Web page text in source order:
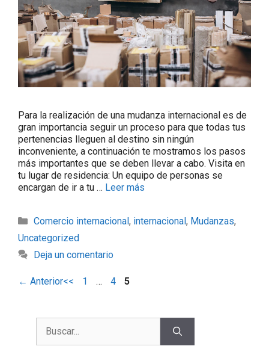
Para la realización de una mudanza internacional es de
gran importancia seguir un proceso para que todas tus
pertenencias lleguen al destino sin ningún
inconveniente, a continuación te mostramos los pasos
más importantes que se deben llevar a cabo. Visita en
tu lugar de residencia: Un equipo de personas se
encargan de ir a tu … Leer más
Comercio internacional , internacional , Mudanzas,
Uncategorized
Deja un comentario
← Anterior 1 … 4 5